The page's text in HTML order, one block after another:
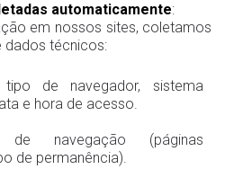
automaticamente:
em nossos sites, coletamos
dados técnicos:
tipo de navegador, sistema
e hora de acesso.
de navegação (páginas
de permanência).